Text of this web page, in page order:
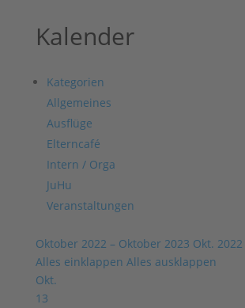
Kalender
Kategorien
Allgemeines
Ausflüge
Elterncafé
Intern / Orga
JuHu
Veranstaltungen
Oktober 2022 – Oktober 2023 Okt.
Alles einklappen Alles ausklappen
Okt.
13